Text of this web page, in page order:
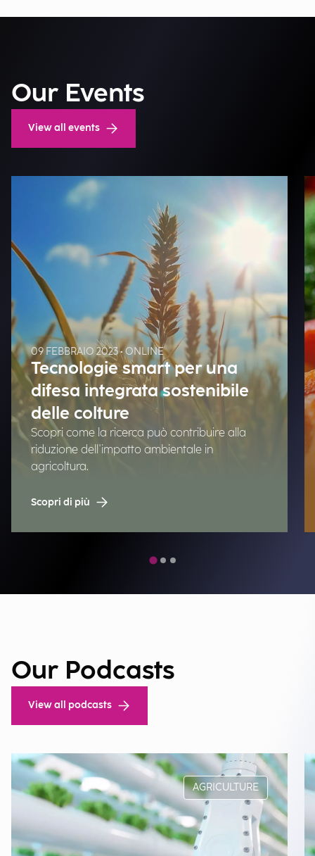
Our Events
View all events
09 FEBBRAIO 2023 • ONLINE
Tecnologie smart per una
difesa integrata sostenibile
delle colture
Scopri come la ricerca può contribuire alla
riduzione dell'impatto ambientale in
agricoltura.
Scopri di più
Our Podcasts
View all podcasts
AGRICULTURE